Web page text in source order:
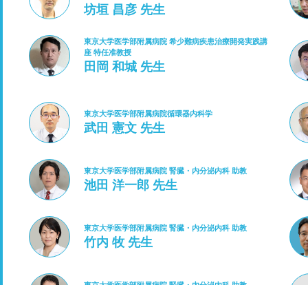
坊垣 昌彦 先生
東京大学医学部附属病院 希少難病疾患治療開発実践講
座 特任准教授
田岡 和城 先生
東京大学医学部附属病院循環器内科学
武田 憲文 先生
東京大学医学部附属病院 腎臓・内分泌内科 助教
池田 洋一郎 先生
東京大学医学部附属病院 腎臓・内分泌内科 助教
竹内 牧 先生